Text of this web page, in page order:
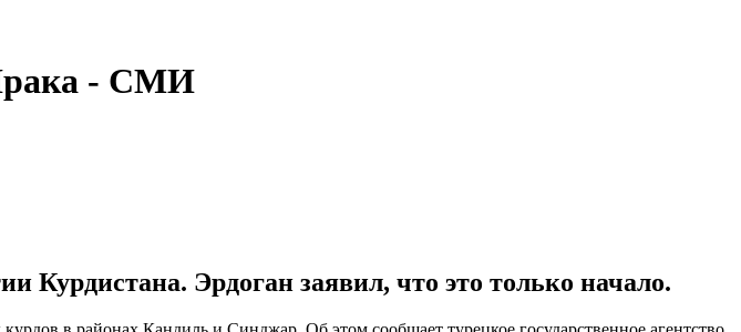
- СМИ
Эрдоган заявил, что это только начало.